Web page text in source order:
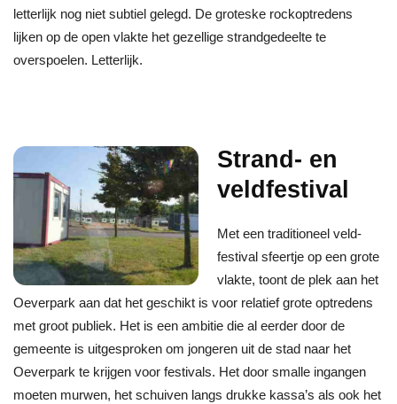
letterlijk nog niet subtiel gelegd. De groteske rockoptredens
lijken op de open vlakte het gezellige strandgedeelte te
overspoelen. Letterlijk.
Strand- en
veldfestival
Met een traditioneel veld-
festival sfeertje op een grote
vlakte, toont de plek aan het
Oeverpark aan dat het geschikt is voor relatief grote optredens
met groot publiek. Het is een ambitie die al eerder door de
gemeente is uitgesproken om jongeren uit de stad naar het
Oeverpark te krijgen voor festivals. Het door smalle ingangen
moeten murwen, het schuiven langs drukke kassa’s als ook het